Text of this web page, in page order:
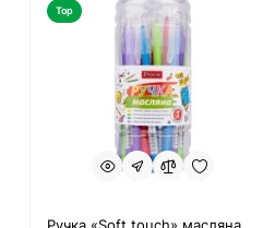
Top